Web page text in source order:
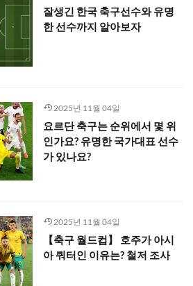
잘생긴 한국 축구선수와 유명
한 선수까지 알아보자
2025년 11월 04일
요르단 축구는 순위에서 몇 위
인가요? 유명한 국가대표 선수
가 있나요?
2025년 11월 04일
【축구 월드컵】 호주가 아시
아 쿼터인 이유는? 철저 조사